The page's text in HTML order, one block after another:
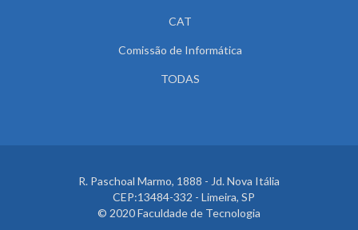
CAT
Comissão de Informática
TODAS
R. Paschoal Marmo, 1888 - Jd. Nova Itália
CEP:13484-332 - Limeira, SP
© 2020 Faculdade de Tecnologia